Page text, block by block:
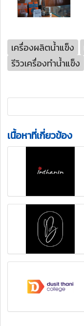
เครื่องผลิตน้ำแข็ง
รีวิวเครื่องทำน้ำแข็ง
เนื้อหาที่เกี่ยวข้อง